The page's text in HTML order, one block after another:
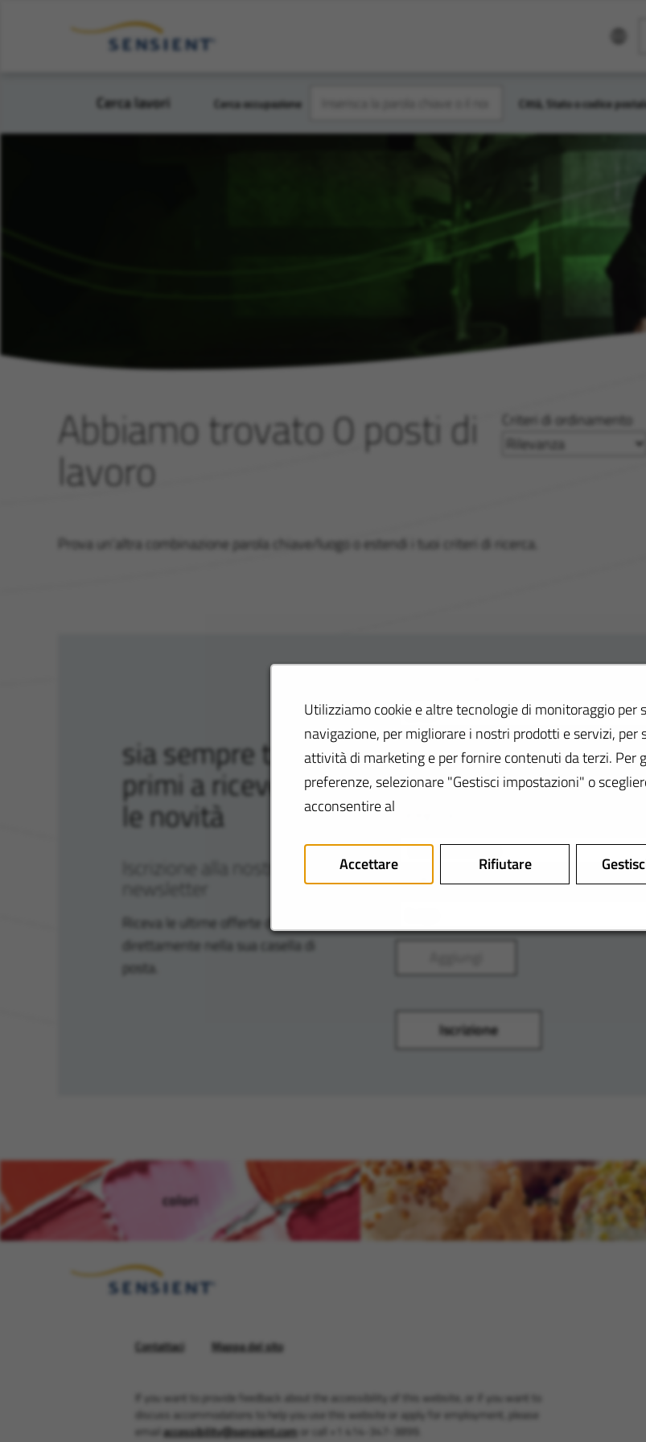
Utilizziamo cookie e altre tecnologie di monitoraggio per
navigazione, per migliorare i nostri prodotti e servizi, per
attività di marketing e per fornire contenuti da terzi. Per
preferenze, selezionare "Gestisci impostazioni" o
acconsentire al
Accettare Rifiutare
Cerca lavori Cerca occupazione Città, Stato o codice
Criteri di ordinamento
Abbiamo trovato 0 posti di
lavoro
Prova un'altra combinazione parola chiave/luogo o estendi i tuoi criteri di ricerca.
sia sempre tra i
primi a ricevere
le novità
Riceva le ultime offerte di lavoro
direttamente nella sua casella di
posta.
Inserisca la sua località e le sue
alle sue competenze.
Luogo
Iscrizione
colori(si apre in una nuova finestra) aromi
(si apre in una
Contattaci Mappa del sito
If you want to provide feedback about the accessibility of this website, or if you want to
discuss accommodations to help you use this website or apply for employment, please
email accessibility@sensient.com or call +1 414-347-3899.